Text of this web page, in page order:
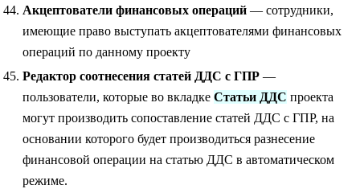
Акцептователи финансовых операций — сотрудники,
имеющие право выступать акцептователями финансовых
операций по данному проекту
Редактор соотнесения статей ДДС с ГПР —
пользователи, которые во вкладке Статьи ДДС проекта
могут производить сопоставление статей ДДС с ГПР, на
основании которого будет производиться разнесение
финансовой операции на статью ДДС в автоматическом
режиме.